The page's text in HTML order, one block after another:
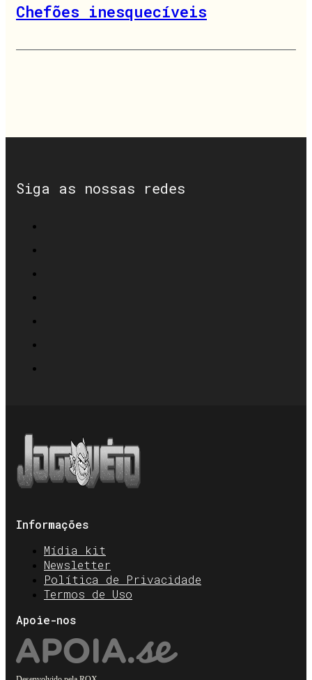
Chefões inesquecíveis
Siga as nossas redes
Informações
Mídia kit
Newsletter
Política de Privacidade
Termos de Uso
Apoie-nos